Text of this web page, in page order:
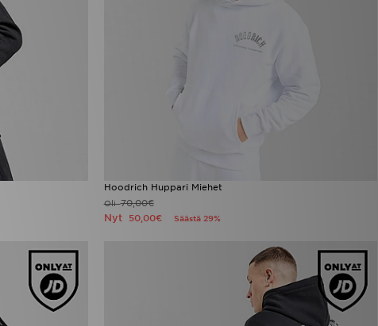
Hoodrich Huppari Miehet
Oli70,00€
Nyt 50,00€ Säästä 29%